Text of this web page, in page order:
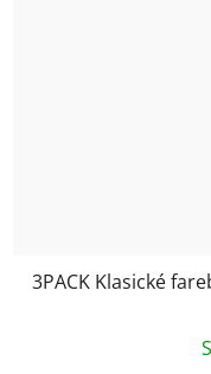
3PACK Klasické